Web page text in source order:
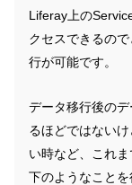
Liferay上の
クセスできるの
行が可能です。
データ移行後の
るほどではない
い時など、これ
下のようなことを